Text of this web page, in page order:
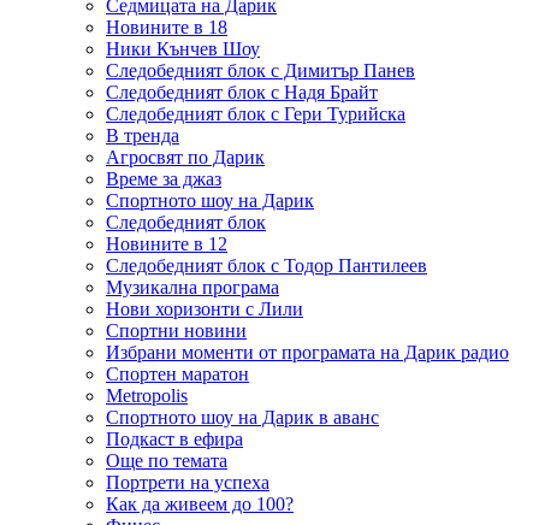
Седмицата на Дарик
Новините в 18
Ники Кънчев Шоу
Следобедният блок с Димитър Панев
Следобедният блок с Надя Брайт
Следобедният блок с Гери Турийска
В тренда
Агросвят по Дарик
Време за джаз
Спортното шоу на Дарик
Следобедният блок
Новините в 12
Следобедният блок с Тодор Пантилеев
Музикална програма
Нови хоризонти с Лили
Спортни новини
Избрани моменти от програмата на Дарик радио
Спортен маратон
Metropolis
Спортното шоу на Дарик в аванс
Подкаст в ефира
Още по темата
Портрети на успеха
Как да живеем до 100?